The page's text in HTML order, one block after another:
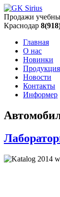
Продажи
Краснодар
Главная
О нас
Новинки
Продукция
Новости
Контакты
Информер